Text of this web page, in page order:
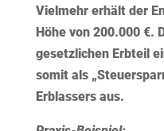
Vielmehr erhält der
Höhe von 200.000 €.
gesetzlichen Erbteil
somit als
Erblassers aus.